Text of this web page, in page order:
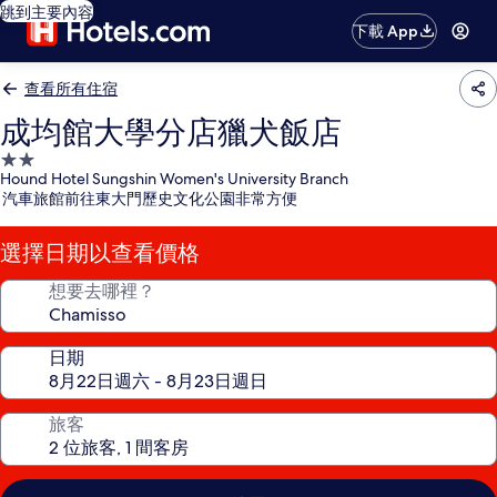
跳到主要內容
下載 App
查看所有住宿
成均館大學分店獵犬飯店
2.0
星
級
住
宿
Hound Hotel Sungshin Women's University Branch
汽車旅館前往東大門歷史文化公園非常方便
選擇日期以查看價格
想要去哪裡？
日期
旅客